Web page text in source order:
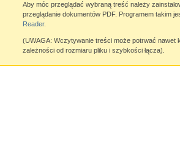
Aby móc przeglądać wybraną treść należy
przeglądanie dokumentów PDF. Programem takim
Reader.
(UWAGA: Wczytywanie treści może potrwać nawet
zależności od rozmiaru pliku i szybkości łącza).